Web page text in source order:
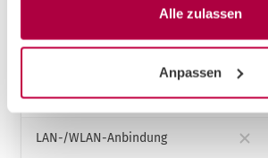
Alle zulassen
Anpassen
SteriTrace® – papierlose
(Touch)
LAN-/WLAN-Anbindung
nein